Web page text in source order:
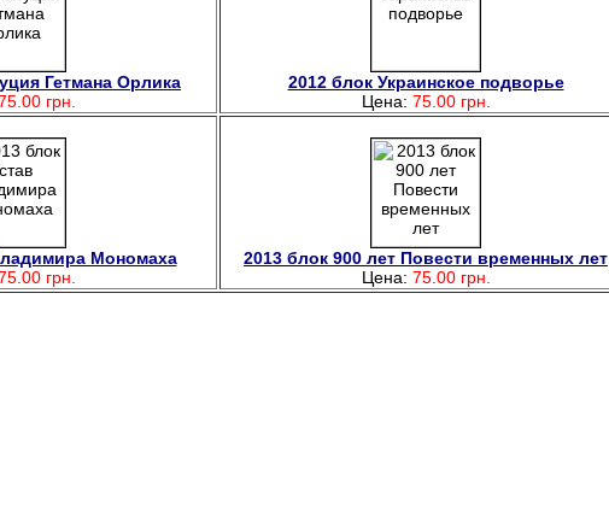
Гетмана Орлика
грн.
2012 блок Украинское подворье
Цена: 75.00 грн.
Мономаха
грн.
2013 блок 900 лет Повести временных лет
Цена: 75.00 грн.